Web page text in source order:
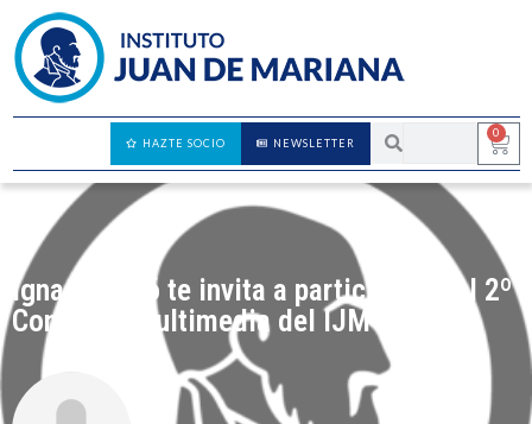
0
NEWSLETTER
HAZTE SOCIO
Ignasi Boltó te invita a participar en el 2º
Concurso multimedia del IJM